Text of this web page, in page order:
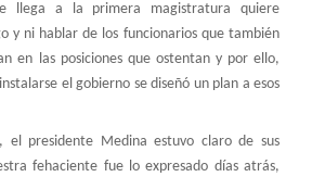
llega a la primera magistratura quiere
y ni hablar de los funcionarios que también
en las posiciones que ostentan y por ello,
el gobierno se diseñó un plan a esos
el presidente Medina estuvo claro de sus
fehaciente fue lo expresado días atrás,